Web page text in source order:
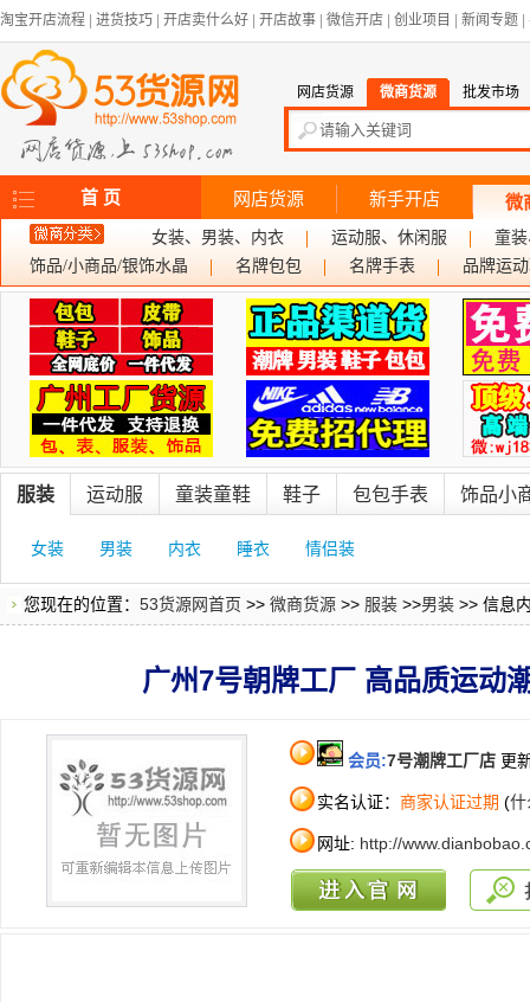
淘宝开店流程 进货技巧 开店卖什么好 开店故事 微信开店 创业项目 新闻专题
网店货源 微商货源 批发市场
首 页 网店货源 新手开店 微
女装、男装、内衣 运动服、休闲服
童
饰品/小商品/银饰水晶
名牌包包 名牌手表 品牌运
服装 运动服 童装童鞋 鞋子 包包手表 饰品小
女装 男装 内衣 睡衣 情侣装
您现在的位置： 53货源网首页 >> 微商货源 >> 服装 >>男装 >> 信息
广州7号朝牌工厂 高品质运动
会员:7号潮牌工厂店 更
实名认证： 商家认证过期 (什
网址: http://